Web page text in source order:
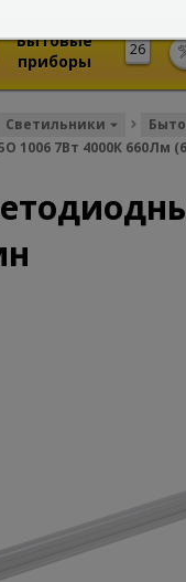
26
Бытовые
приборы
Светильники
1006 7Вт 4000К 660Лм